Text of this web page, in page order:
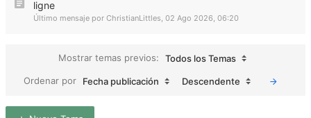
ligne
Último mensaje por ChristianLittles, 02 Ago 2026, 06:20
Mostrar temas previos:
Todos los Temas
Ordenar por
Fecha publicación Descendente